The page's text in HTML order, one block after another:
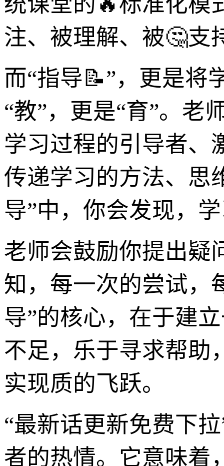
注、被理解、被🤔支
而“指导📝”，更是将
“教”，更是“育”。老
学习过程的引导者、
传递学习的方法、思
导”中，你会发现，
老师会鼓励你提出疑
知，每一次的尝试，
导”的核心，在于建
不足，乐于寻求帮助
实现质的飞跃。
“最新话更新免费下
者的热情。它意味着